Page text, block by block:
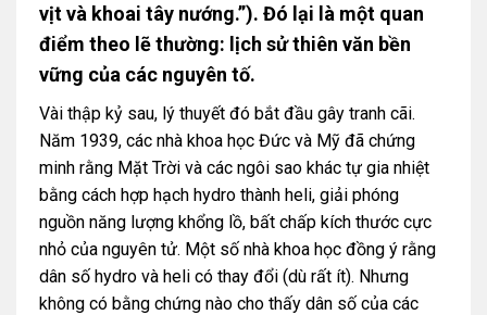
vịt và khoai tây nướng.”). Đó lại là một quan
điểm theo lẽ thường: lịch sử thiên văn bền
vững của các nguyên tố.
Vài thập kỷ sau, lý thuyết đó bắt đầu gây tranh cãi.
Năm 1939, các nhà khoa học Đức và Mỹ đã chứng
minh rằng Mặt Trời và các ngôi sao khác tự gia nhiệt
bằng cách hợp hạch hydro thành heli, giải phóng
nguồn năng lượng khổng lồ, bất chấp kích thước cực
nhỏ của nguyên tử. Một số nhà khoa học đồng ý rằng
dân số hydro và heli có thay đổi (dù rất ít). Nhưng
không có bằng chứng nào cho thấy dân số của các